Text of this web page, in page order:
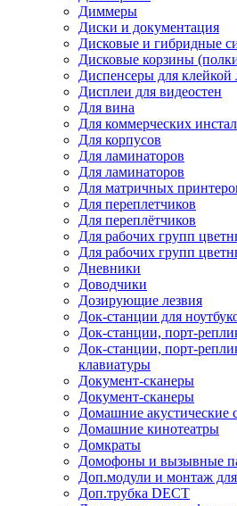
Диммеры
Диски и документация
Дисковые и гибридные
Дисковые корзины
Диспенсеры для клейкой
Дисплеи для видеостен
Для вина
Для коммерческих
Для корпусов
Для ламинаторов
Для ламинаторов
Для матричных
Для переплетчиков
Для переплётчиков
Для рабочих групп
Для рабочих групп
Дневники
Доводчики
Дозирующие лезвия
Док-станции для
Док-станции, порт-
Док-станции, порт-
клавиатуры
Документ-сканеры
Документ-сканеры
Домашние акустические
Домашние кинотеатры
Домкраты
Домофоны и вызывные
Доп.модули и монтаж
Доп.трубка DECT